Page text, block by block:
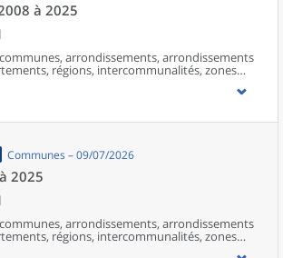
à 2025
arrondissements, arrondissements
régions, intercommunalités, zones
vie, unités urbaines et aires d’attraction des
Communes – 09/07/2026
2025
arrondissements, arrondissements
régions, intercommunalités, zones
vie, unités urbaines et aires d’attraction des